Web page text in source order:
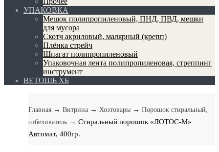
УПАКОВКА
Мешок полипропиленовый, ПНД, ПВД, мешки
для мусора
Скотч акриловый, малярный (крепп)
Плёнка стрейч
Шпагат полипропиленовый
Упаковочная лента полипропиленовая, стреппинг
инструмент
ВЕТОШЬ ХБ
Главная → Витрина → Хозтовары → Порошок стиральный,
отбеливатель → Стиральный порошок «ЛОТОС-М»
Автомат, 400гр.